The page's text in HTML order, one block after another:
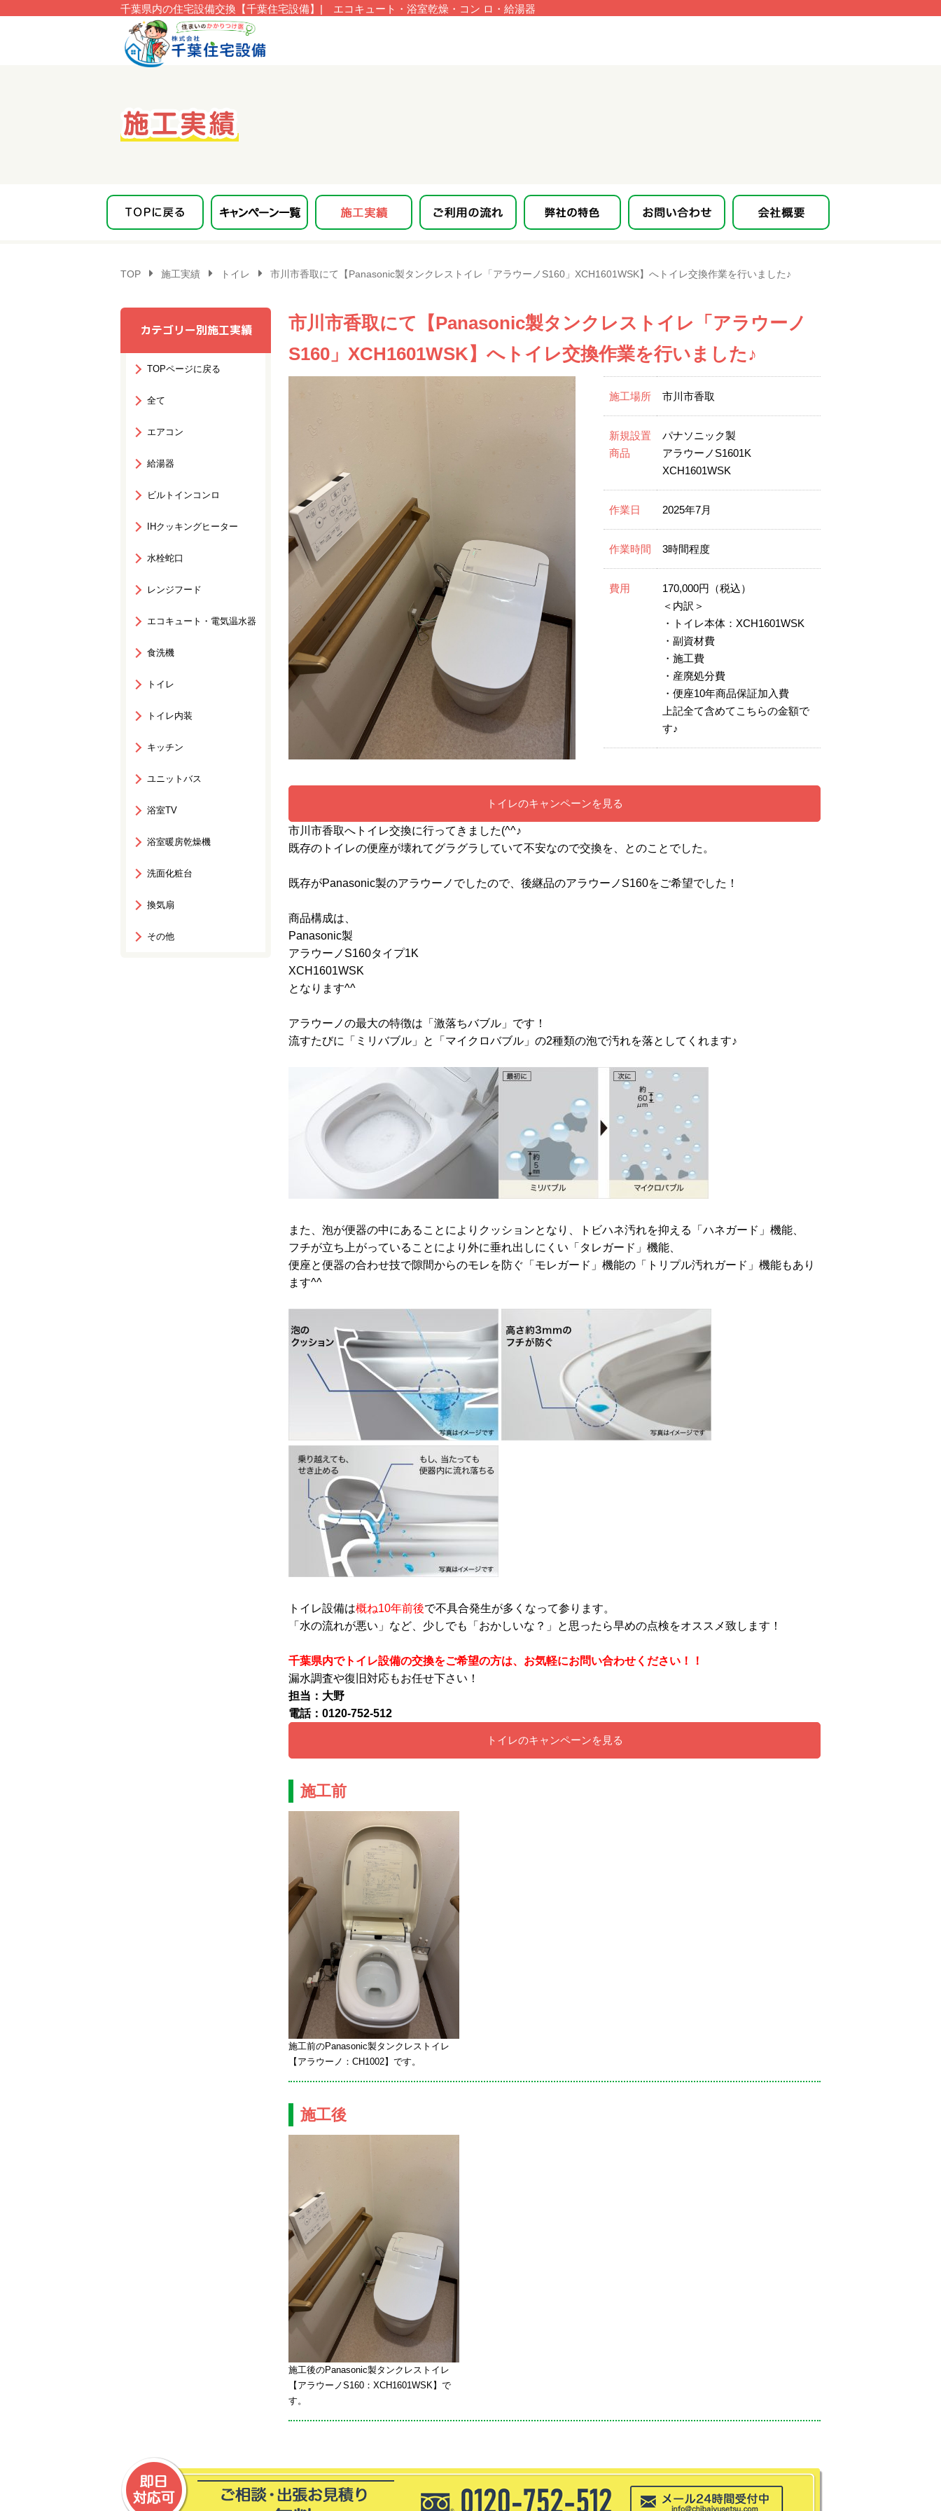
千葉県内の住宅設備交換【千葉住宅設備】| エコキュート・浴室乾燥・コン ロ・給湯器
TOP 施工実績 トイレ 市川市香取にて【Panasonic製タンクレストイレ「アラウーノS160」XCH1601WSK】へトイレ交換作業を行いました♪
カテゴリー別施工実績
TOPページに戻る
全て
エアコン
給湯器
ビルトインコンロ
IHクッキングヒーター
水栓蛇口
レンジフード
エコキュート・電気温水器
食洗機
トイレ
トイレ内装
キッチン
ユニットバス
浴室TV
浴室暖房乾燥機
洗面化粧台
換気扇
その他
市川市香取にて【Panasonic製タンクレストイレ「アラウーノ
S160」XCH1601WSK】へトイレ交換作業を行いました♪
施工場所 市川市香取
新規設置
商品
パナソニック製
アラウーノS1601K
XCH1601WSK
作業日 2025年7月
作業時間 3時間程度
費用
170,000円（税込）
＜内訳＞
・トイレ本体：XCH1601WSK
・副資材費
・施工費
・産廃処分費
・便座10年商品保証加入費
上記全て含めてこちらの金額で
す♪
トイレのキャンペーンを見る
市川市香取へトイレ交換に行ってきました(^^♪
既存のトイレの便座が壊れてグラグラしていて不安なので交換を、とのことでした。
既存がPanasonic製のアラウーノでしたので、後継品のアラウーノS160をご希望でした！
商品構成は、
Panasonic製
アラウーノS160タイプ1K
XCH1601WSK
となります^^
アラウーノの最大の特徴は「激落ちバブル」です！
流すたびに「ミリバブル」と「マイクロバブル」の2種類の泡で汚れを落としてくれます♪
また、泡が便器の中にあることによりクッションとなり、トビハネ汚れを抑える「ハネガード」機能、
フチが立ち上がっていることにより外に垂れ出しにくい「タレガード」機能、
便座と便器の合わせ技で隙間からのモレを防ぐ「モレガード」機能の「トリプル汚れガード」機能もあり
ます^^
トイレ設備は概ね10年前後で不具合発生が多くなって参ります。
「水の流れが悪い」など、少しでも「おかしいな？」と思ったら早めの点検をオススメ致します！
千葉県内でトイレ設備の交換をご希望の方は、お気軽にお問い合わせください！！
漏水調査や復旧対応もお任せ下さい！
担当：大野
電話：0120-752-512
トイレのキャンペーンを見る
施工前
施工前のPanasonic製タンクレストイレ
【アラウーノ：CH1002】です。
施工後
施工後のPanasonic製タンクレストイレ
【アラウーノS160：XCH1601WSK】で
す。